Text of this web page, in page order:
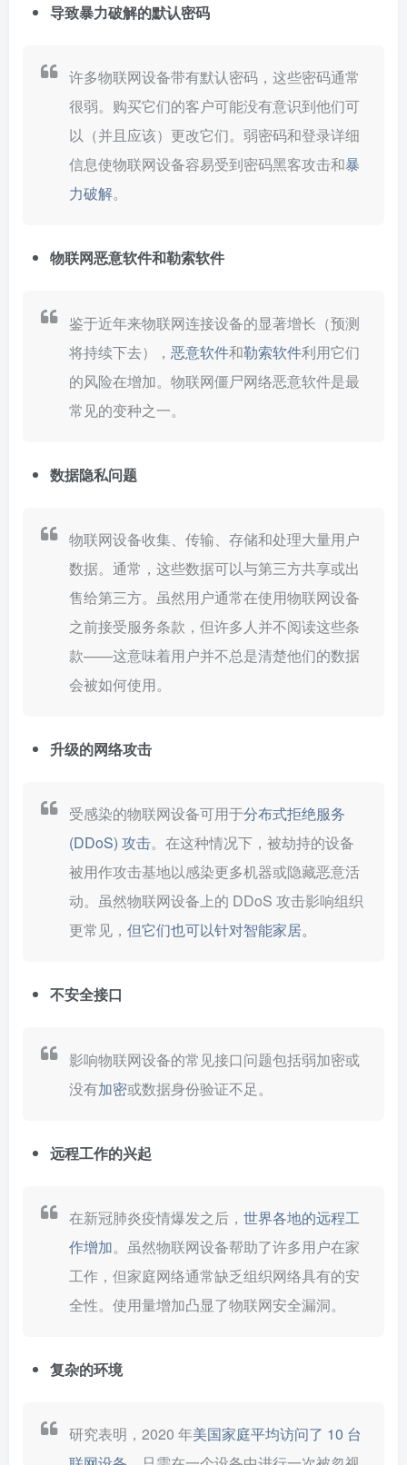
导致暴力破解的默认密码
许多物联网设备带有默认密码，这些密码通常
很弱。购买它们的客户可能没有意识到他们可
以（并且应该）更改它们。弱密码和登录详细
信息使物联网设备容易受到密码黑客攻击和暴
力破解。
物联网恶意软件和勒索软件
鉴于近年来物联网连接设备的显著增长（预测
将持续下去），恶意软件和勒索软件利用它们
的风险在增加。物联网僵尸网络恶意软件是最
常见的变种之一。
数据隐私问题
物联网设备收集、传输、存储和处理大量用户
数据。通常，这些数据可以与第三方共享或出
售给第三方。虽然用户通常在使用物联网设备
之前接受服务条款，但许多人并不阅读这些条
款——这意味着用户并不总是清楚他们的数据
会被如何使用。
升级的网络攻击
受感染的物联网设备可用于分布式拒绝服务
(DDoS) 攻击。在这种情况下，被劫持的设备
被用作攻击基地以感染更多机器或隐藏恶意活
动。虽然物联网设备上的 DDoS 攻击影响组织
更常见，但它们也可以针对智能家居。
不安全接口
影响物联网设备的常见接口问题包括弱加密或
没有加密或数据身份验证不足。
远程工作的兴起
在新冠肺炎疫情爆发之后，世界各地的远程工
作增加。虽然物联网设备帮助了许多用户在家
工作，但家庭网络通常缺乏组织网络具有的安
全性。使用量增加凸显了物联网安全漏洞。
复杂的环境
研究表明，2020 年美国家庭平均访问了 10 台